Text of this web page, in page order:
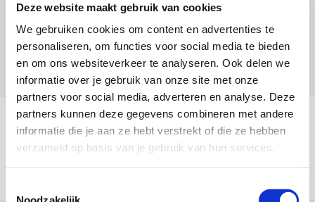
Deze website maakt gebruik van cookies
We gebruiken cookies om content en advertenties te
personaliseren, om functies voor social media te bieden
en om ons websiteverkeer te analyseren. Ook delen we
informatie over je gebruik van onze site met onze
partners voor social media, adverteren en analyse. Deze
partners kunnen deze gegevens combineren met andere
informatie die je aan ze hebt verstrekt of die ze hebben
verzameld op basis van je gebruik van hun services.
Ajax zet Shelbourne eenvoudig opzij en
reist met vertrouwen naar Dublin
06 AUGUSTUS 2026 - 21:52
NIEUWS
Word ballenjongen of -meid bij Jong
Ajax - Helmond Sport!